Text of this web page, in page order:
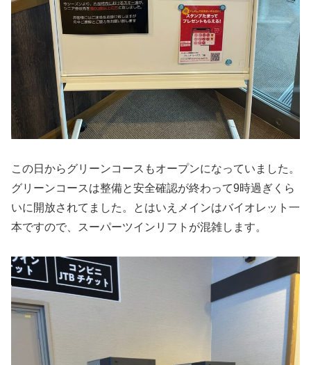
この日からグリーンコースもオープンになっていました。
グリーンコースは整備と安全確認が終わって9時過ぎくら
いに開放されてました。とはいえメインはバイオレット一
本ですので、スーパーツインリフトが混雑します。